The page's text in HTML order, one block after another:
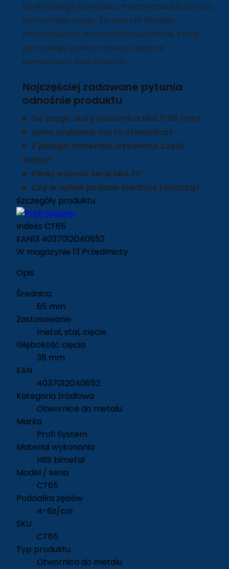
konkretnego przepustu, mocowania lub otworu
technologicznego. To osprzęt dla ekip
montażowych, warsztatów i serwisów, które
potrzebują powtarzalnego cięcia w
elementach metalowych.
Najczęściej zadawane pytania
odnośnie produktu
Do czego służy otwornica MULTI 65 mm?
Jakie uzębienie ma ta otwornica?
Z jakiego materiału wykonano część
tnącą?
Kiedy wybrać serię MULTI?
Czy w opisie podano średnicę roboczą?
Szczegóły produktu
Indeks CT65
EAN13 4037012040652
W magazynie 13 Przedmioty
Opis
Średnica
65 mm
Zastosowanie
metal, stal, cięcie
Głębokość cięcia
38 mm
EAN
4037012040652
Kategoria źródłowa
Otwornice do metalu
Marka
Profi System
Materiał wykonania
HSS bimetal
Model / seria
CT65
Podziałka zębów
4-6z/cal
SKU
CT65
Typ produktu
Otwornica do metalu